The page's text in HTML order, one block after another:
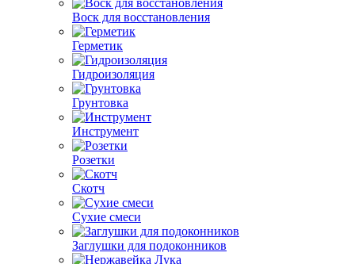
Воск для восстановления
Герметик
Гидроизоляция
Грунтовка
Инструмент
Розетки
Скотч
Сухие смеси
Заглушки для подоконников